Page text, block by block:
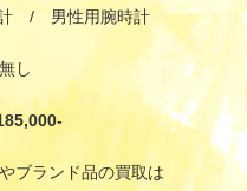
計 / 男性用腕時計
し
ブランド品の買取は